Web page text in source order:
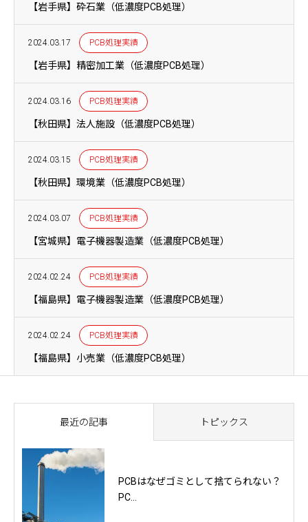
【岩手県】砕石業（低濃度PCB処理）
2024.03.17 PCB処理実績
【岩手県】精密加工業（低濃度PCB処理）
2024.03.16 PCB処理実績
【秋田県】法人施設（低濃度PCB処理）
2024.03.15 PCB処理実績
【秋田県】環境業（低濃度PCB処理）
2024.03.07 PCB処理実績
【宮城県】電子機器製造業（低濃度PCB処理）
2024.02.24 PCB処理実績
【福島県】電子機器製造業（低濃度PCB処理）
2024.02.24 PCB処理実績
【福島県】小売業（低濃度PCB処理）
最近の記事 トピックス
PCBはなぜゴミとして捨てられない？
PC...